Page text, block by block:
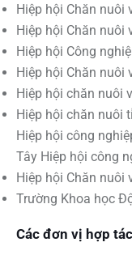
Hiệp hội Chăn nuôi
Hiệp hội Chăn nuôi
Hiệp hội Công
Hiệp hội Chăn nuôi
Hiệp hội chăn nuôi
Hiệp hội chăn nuôi
Hiệp hội công
Tây Hiệp hội công
Hiệp hội Chăn nuôi
Trường Khoa học
Các đơn vị hợp